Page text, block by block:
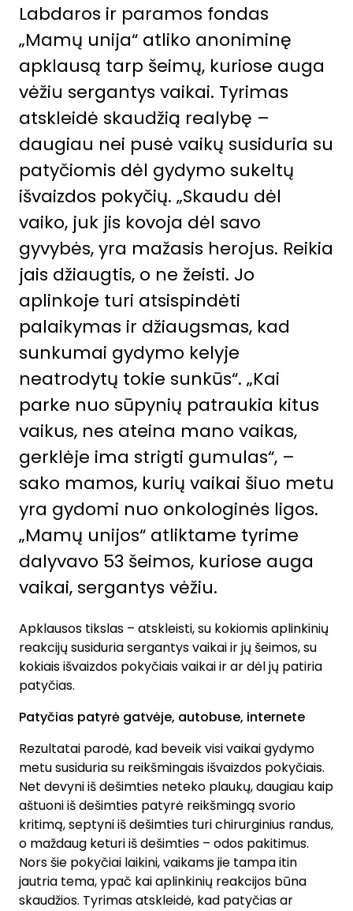
Labdaros ir paramos fondas
„Mamų unija“ atliko anoniminę
apklausą tarp šeimų, kuriose auga
vėžiu sergantys vaikai. Tyrimas
atskleidė skaudžią realybę –
daugiau nei pusė vaikų susiduria su
patyčiomis dėl gydymo sukeltų
išvaizdos pokyčių. „Skaudu dėl
vaiko, juk jis kovoja dėl savo
gyvybės, yra mažasis herojus. Reikia
jais džiaugtis, o ne žeisti. Jo
aplinkoje turi atsispindėti
palaikymas ir džiaugsmas, kad
sunkumai gydymo kelyje
neatrodytų tokie sunkūs“. „Kai
parke nuo sūpynių patraukia kitus
vaikus, nes ateina mano vaikas,
gerklėje ima strigti gumulas“, –
sako mamos, kurių vaikai šiuo metu
yra gydomi nuo onkologinės ligos.
„Mamų unijos“ atliktame tyrime
dalyvavo 53 šeimos, kuriose auga
vaikai, sergantys vėžiu.
Apklausos tikslas – atskleisti, su kokiomis aplinkinių
reakcijų susiduria sergantys vaikai ir jų šeimos, su
kokiais išvaizdos pokyčiais vaikai ir ar dėl jų patiria
patyčias.
Patyčias patyrė gatvėje, autobuse, internete
Rezultatai parodė, kad beveik visi vaikai gydymo
metu susiduria su reikšmingais išvaizdos pokyčiais.
Net devyni iš dešimties neteko plaukų, daugiau kaip
aštuoni iš dešimties patyrė reikšmingą svorio
kritimą, septyni iš dešimties turi chirurginius randus,
o maždaug keturi iš dešimties – odos pakitimus.
Nors šie pokyčiai laikini, vaikams jie tampa itin
jautria tema, ypač kai aplinkinių reakcijos būna
skaudžios. Tyrimas atskleidė, kad patyčias ar